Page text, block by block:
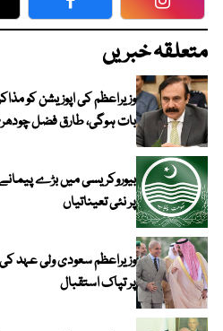
Facebook
متعلقہ خبریں
وزیراعظم کی اپوزیشن کو
بات ہوگی، طارق فضل
بیوروکریسی میں بڑے پیمانے
پر نئی تعیناتیاں
وزیراعظم سعودی ولی عہد
پر تپاک استقبال